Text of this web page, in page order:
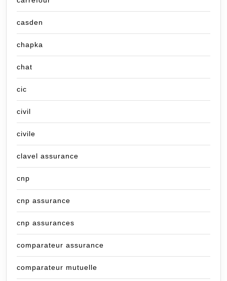
casden
chapka
chat
cic
civil
civile
clavel assurance
cnp
cnp assurance
cnp assurances
comparateur assurance
comparateur mutuelle